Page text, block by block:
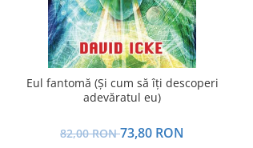
Eul fantomă (Și cum să îți descoperi
adevăratul eu)
82,00 RON73,80 RON